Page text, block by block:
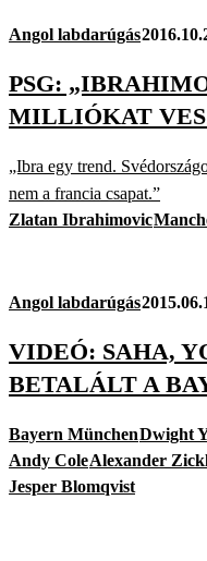
Angol labdarúgás
PSG:
MILLIÓKAT
„Ibra egy trend.
nem a francia csapat.”
Zlatan Ibrahimovic
Angol labdarúgás
VIDEÓ: SAHA,
BETALÁLT A
Bayern MünchenDwight
Andy ColeAlexander
Jesper Blomqvist